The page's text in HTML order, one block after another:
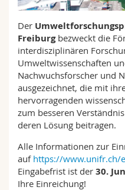
Math.-Nat. und Med.
Interfakultär
Mitarbeitende
Doktorierende
Webmail
Vorlesungsverzeichnis
MyUnifr
Der
Freiburgbezweckt die
interdisziplinären
Umweltwissenschaften
Nachwuchsforscher und
ausgezeichnet, die mit
hervorragenden
zum besseren
deren Lösung beitragen.
Alle Informationen zur
auf https://www.unifr.ch/
Eingabefrist ist der 30.
Ihre Einreichung!